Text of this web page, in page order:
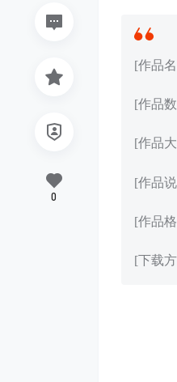
[作品
[作品
[作品
[作品
[作品
[下载
0